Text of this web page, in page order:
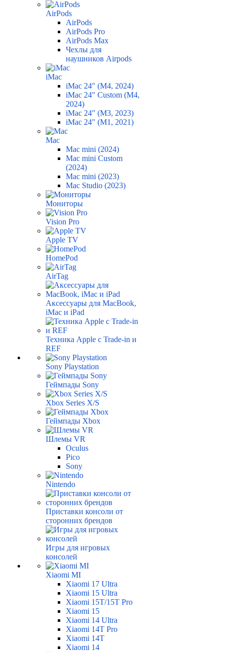
AirPods
AirPods
AirPods Pro
AirPods Max
Чехлы для
наушников Airpods
iMac
iMac 24" (M4, 2024)
iMac 24" Custom (M4,
2024)
iMac 24" (M3, 2023)
iMac 24" (M1, 2021)
Mac
Mac mini (2024)
Mac mini Custom
(2024)
Mac mini (2023)
Mac Studio (2023)
Мониторы
Vision Pro
Apple TV
HomePod
AirTag
Аксессуары для MacBook,
iMac и iPad
Техника Apple с Trade-in и
REF
Sony Playstation
Геймпады Sony
Xbox Series X/S
Геймпады Xbox
Шлемы VR
Oculus
Pico
Sony
Nintendo
Приставки консоли от
сторонних брендов
Игры для игровых
консолей
Xiaomi MI
Xiaomi 17 Ultra
Xiaomi 15 Ultra
Xiaomi 15T/15T Pro
Xiaomi 15
Xiaomi 14 Ultra
Xiaomi 14T Pro
Xiaomi 14T
Xiaomi 14